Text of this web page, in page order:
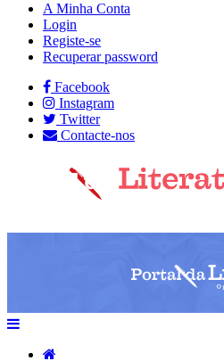
A Minha Conta
Login
Registe-se
Recuperar password
Facebook
Instagram
Twitter
Contacte-nos